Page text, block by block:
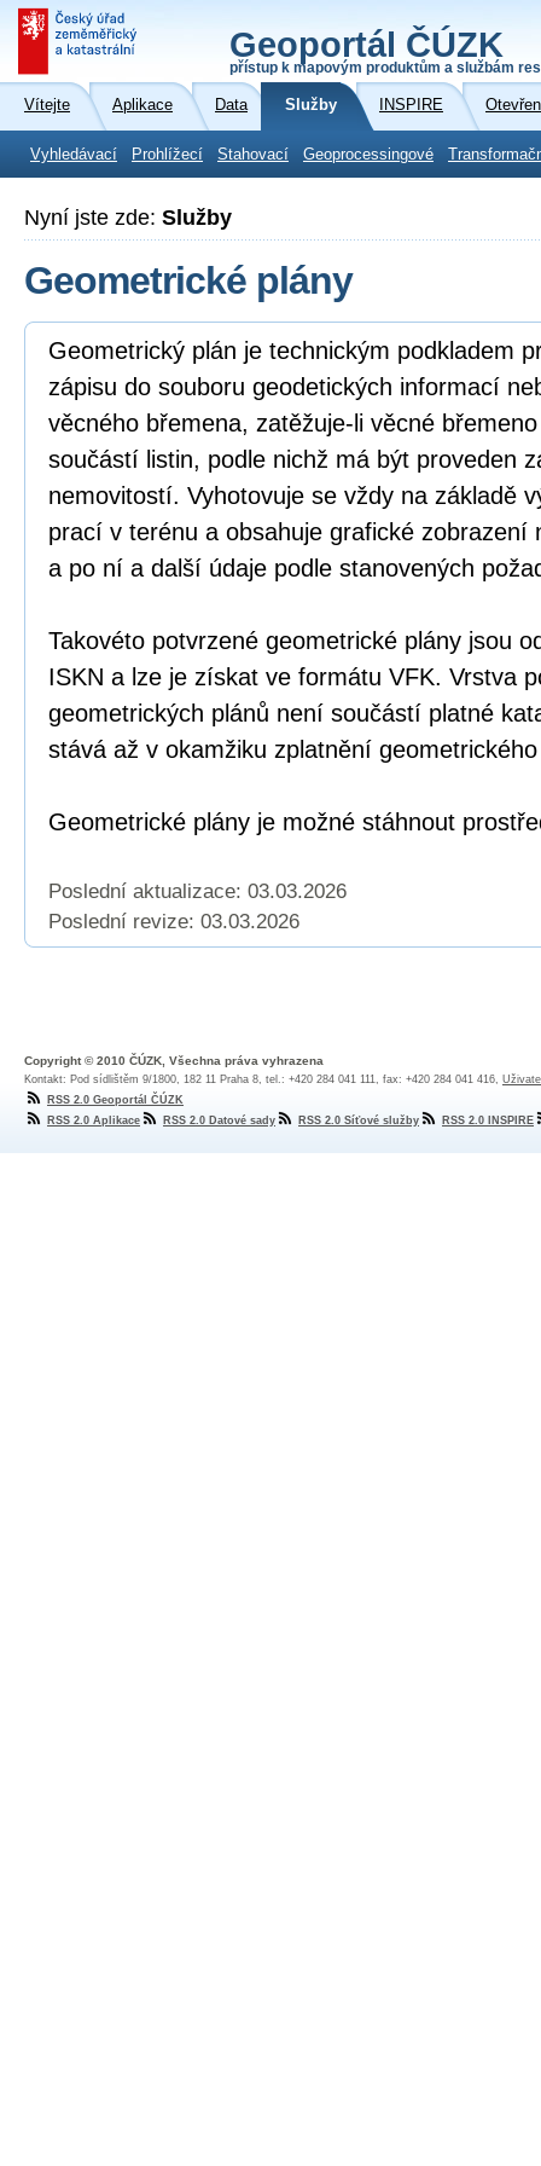
Geoportál ČÚZK
přístup k mapovým produktům a službám
Vítejte Aplikace Data Služby INSPIRE
Vyhledávací Prohlížecí Stahovací Geoprocessingové
Nyní jste zde: Služby
Geometrické plány
Geometrický plán je technickým podkladem
zápisu do souboru geodetických informací
věcného břemena, zatěžuje-li věcné
součástí listin, podle nichž má být proveden
nemovitostí. Vyhotovuje se vždy na základě
prací v terénu a obsahuje grafické zobrazení
a po ní a další údaje podle stanovených
Takovéto potvrzené geometrické plány jsou
ISKN a lze je získat ve formátu VFK. Vrstva
geometrických plánů není součástí platné
stává až v okamžiku zplatnění
Geometrické plány je možné stáhnout
Poslední aktualizace: 03.03.2026
Poslední revize: 03.03.2026
Copyright © 2010 ČÚZK, Všechna práva vyhrazena
Kontakt: Pod sídlištěm 9/1800, 182 11 Praha 8, tel.: +420 284 041 111, fax: +420 284 041 416,
RSS 2.0 Geoportál ČÚZK
RSS 2.0 Aplikace
RSS 2.0 Datové sady RSS 2.0 Síťové služby RSS 2.0 INSPIRE